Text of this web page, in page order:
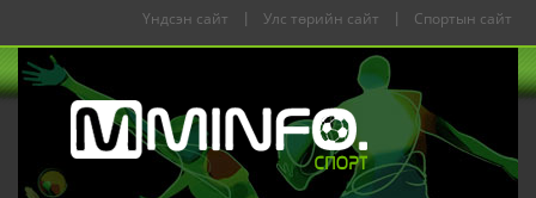
Үндсэн сайт | Улс төрийн сайт | Спортын сайт